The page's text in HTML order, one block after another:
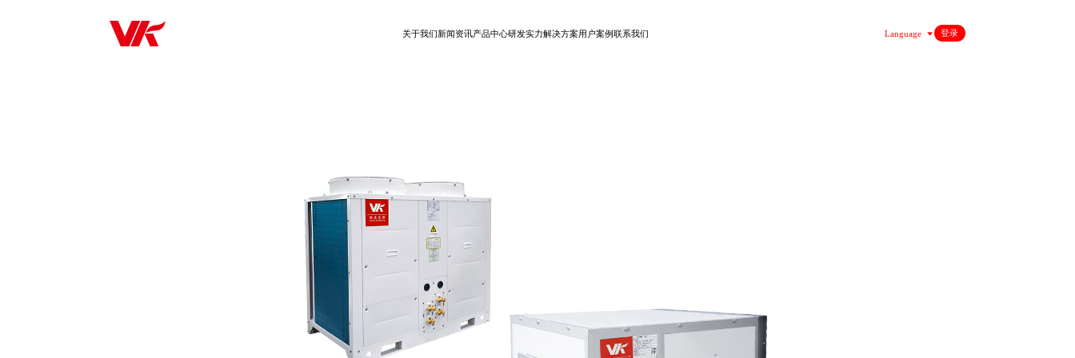
关于我们新闻资讯产品中心研发实力解决方案用户案例联系我们 Language 登录